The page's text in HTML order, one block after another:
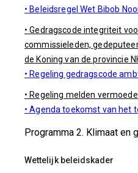
• Beleidsregel Wet Bibob
• Gedragscode integriteit
commissieleden,
de Koning van de provincie
• Regeling gedragscode
• Regeling melden
• Agenda toekomst van het
Programma 2. Klimaat en
Wettelijk beleidskader